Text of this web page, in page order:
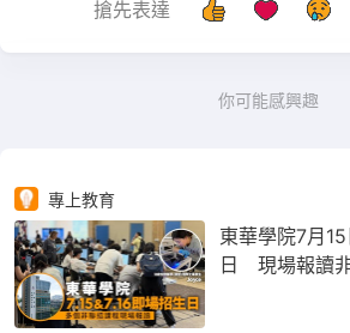
搶先表達
你可能感興趣
專上教育
東華學院7月
日 現場報讀